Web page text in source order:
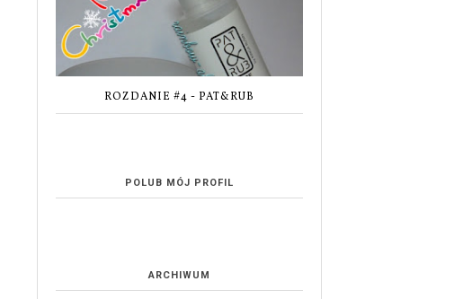
ROZDANIE #4 - PAT&RUB
POLUB MÓJ PROFIL
ARCHIWUM